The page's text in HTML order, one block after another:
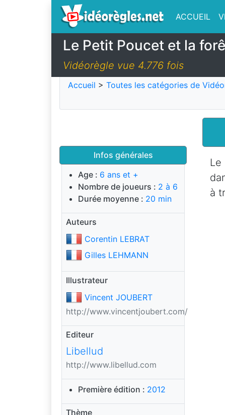
ACCUEIL
Le Petit Poucet et la
Vidéorègle vue 4.776 fois
Accueil > Toutes les catégories de
Infos générales
Age : 6 ans et +
Nombre de joueurs : 2 à 6
Durée moyenne : 20 min
Auteurs
Corentin LEBRAT
Gilles LEHMANN
Illustrateur
Vincent JOUBERT
http://www.vincentjoubert.com/
Editeur
Libellud
http://www.libellud.com
Première édition : 2012
Thème
à